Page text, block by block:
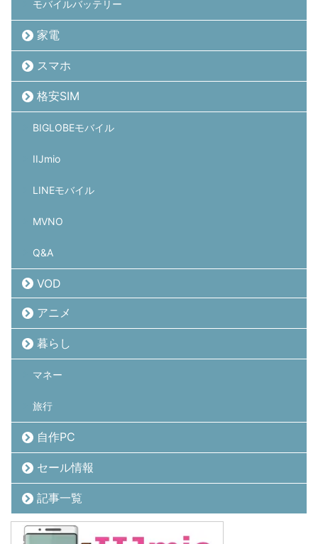
モバイルバッテリー
家電
スマホ
格安SIM
BIGLOBEモバイル
IIJmio
LINEモバイル
MVNO
Q&A
VOD
アニメ
暮らし
マネー
旅行
自作PC
セール情報
記事一覧